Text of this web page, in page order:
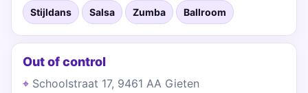
Stijldans Salsa Zumba Ballroom
Out of control
Schoolstraat 17, 9461 AA Gieten